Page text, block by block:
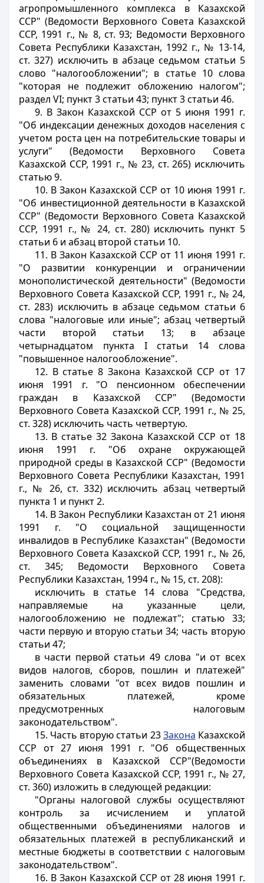
агропромышленного комплекса в Казахской
ССР" (Ведомости Верховного Совета Казахской
ССР, 1991 г., № 8, ст. 93; Ведомости Верховного
Совета Республики Казахстан, 1992 г., № 13-14,
ст. 327) исключить в абзаце седьмом статьи 5
слово "налогообложении"; в статье 10 слова
"которая не подлежит обложению налогом";
раздел VI; пункт 3 статьи 43; пункт 3 статьи 46.
9. В Закон Казахской ССР от 5 июня 1991 г.
"Об индексации денежных доходов населения с
учетом роста цен на потребительские товары и
услуги" (Ведомости Верховного Совета
Казахской ССР, 1991 г., № 23, ст. 265) исключить
статью 9.
10. В Закон Казахской ССР от 10 июня 1991 г.
"Об инвестиционной деятельности в Казахской
ССР" (Ведомости Верховного Совета Казахской
ССР, 1991 г., № 24, ст. 280) исключить пункт 5
статьи 6 и абзац второй статьи 10.
11. В Закон Казахской ССР от 11 июня 1991 г.
"О развитии конкуренции и ограничении
монополистической деятельности" (Ведомости
Верховного Совета Казахской ССР, 1991 г., № 24,
ст. 283) исключить в абзаце седьмом статьи 6
слова "налоговые или иные"; абзац четвертый
части второй статьи 13; в абзаце
четырнадцатом пункта I статьи 14 слова
"повышенное налогообложение".
12. В статье 8 Закона Казахской ССР от 17
июня 1991 г. "О пенсионном обеспечении
граждан в Казахской ССР" (Ведомости
Верховного Совета Казахской ССР, 1991 г., № 25,
ст. 328) исключить часть четвертую.
13. В статье 32 Закона Казахской ССР от 18
июня 1991 г. "Об охране окружающей
природной среды в Казахской ССР" (Ведомости
Верховного Совета Республики Казахстан, 1991
г., № 26, ст. 332) исключить абзац четвертый
пункта 1 и пункт 2.
14. В Закон Республики Казахстан от 21 июня
1991 г. "О социальной защищенности
инвалидов в Республике Казахстан" (Ведомости
Верховного Совета Казахской ССР, 1991 г., № 26,
ст. 345; Ведомости Верховного Совета
Республики Казахстан, 1994 г., № 15, ст. 208):
исключить в статье 14 слова "Средства,
направляемые на указанные цели,
налогообложению не подлежат"; статью 33;
части первую и вторую статьи 34; часть вторую
статьи 47;
в части первой статьи 49 слова "и от всех
видов налогов, сборов, пошлин и платежей"
заменить словами "от всех видов пошлин и
обязательных платежей, кроме
предусмотренных налоговым
законодательством".
15. Часть вторую статьи 23Закона Казахской
ССР от 27 июня 1991 г. "Об общественных
объединениях в Казахской ССР"(Ведомости
Верховного Совета Казахской ССР, 1991 г., № 27,
ст. 360) изложить в следующей редакции:
"Органы налоговой службы осуществляют
контроль за исчислением и уплатой
общественными объединениями налогов и
обязательных платежей в республиканский и
местные бюджеты в соответствии с налоговым
законодательством".
16. В Закон Казахской ССР от 28 июня 1991 г.